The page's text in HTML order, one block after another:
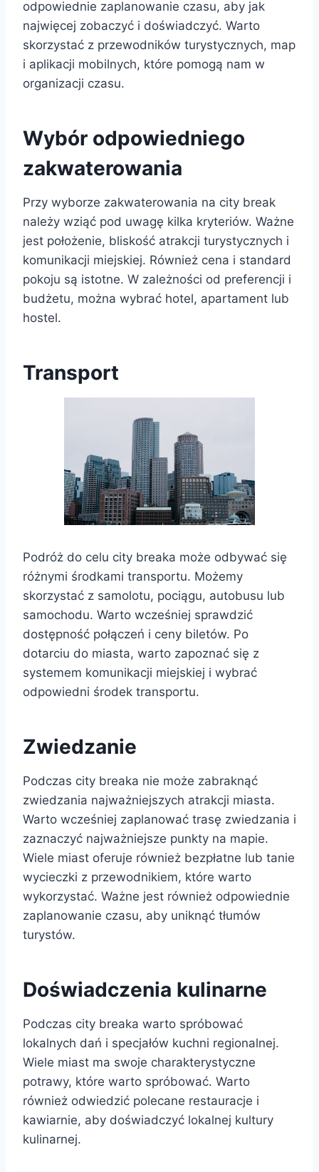
odpowiednie zaplanowanie czasu, aby jak
najwięcej zobaczyć i doświadczyć. Warto
skorzystać z przewodników turystycznych, map
i aplikacji mobilnych, które pomogą nam w
organizacji czasu.
Wybór odpowiedniego
zakwaterowania
Przy wyborze zakwaterowania na city break
należy wziąć pod uwagę kilka kryteriów. Ważne
jest położenie, bliskość atrakcji turystycznych i
komunikacji miejskiej. Również cena i standard
pokoju są istotne. W zależności od preferencji i
budżetu, można wybrać hotel, apartament lub
hostel.
Transport
Podróż do celu city breaka może odbywać się
różnymi środkami transportu. Możemy
skorzystać z samolotu, pociągu, autobusu lub
samochodu. Warto wcześniej sprawdzić
dostępność połączeń i ceny biletów. Po
dotarciu do miasta, warto zapoznać się z
systemem komunikacji miejskiej i wybrać
odpowiedni środek transportu.
Zwiedzanie
Podczas city breaka nie może zabraknąć
zwiedzania najważniejszych atrakcji miasta.
Warto wcześniej zaplanować trasę zwiedzania i
zaznaczyć najważniejsze punkty na mapie.
Wiele miast oferuje również bezpłatne lub tanie
wycieczki z przewodnikiem, które warto
wykorzystać. Ważne jest również odpowiednie
zaplanowanie czasu, aby uniknąć tłumów
turystów.
Doświadczenia kulinarne
Podczas city breaka warto spróbować
lokalnych dań i specjałów kuchni regionalnej.
Wiele miast ma swoje charakterystyczne
potrawy, które warto spróbować. Warto
również odwiedzić polecane restauracje i
kawiarnie, aby doświadczyć lokalnej kultury
kulinarnej.